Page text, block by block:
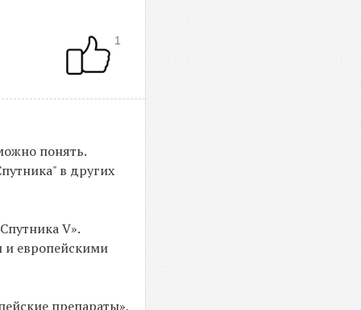
1
понять.
в других
V».
и европейскими
препараты»,